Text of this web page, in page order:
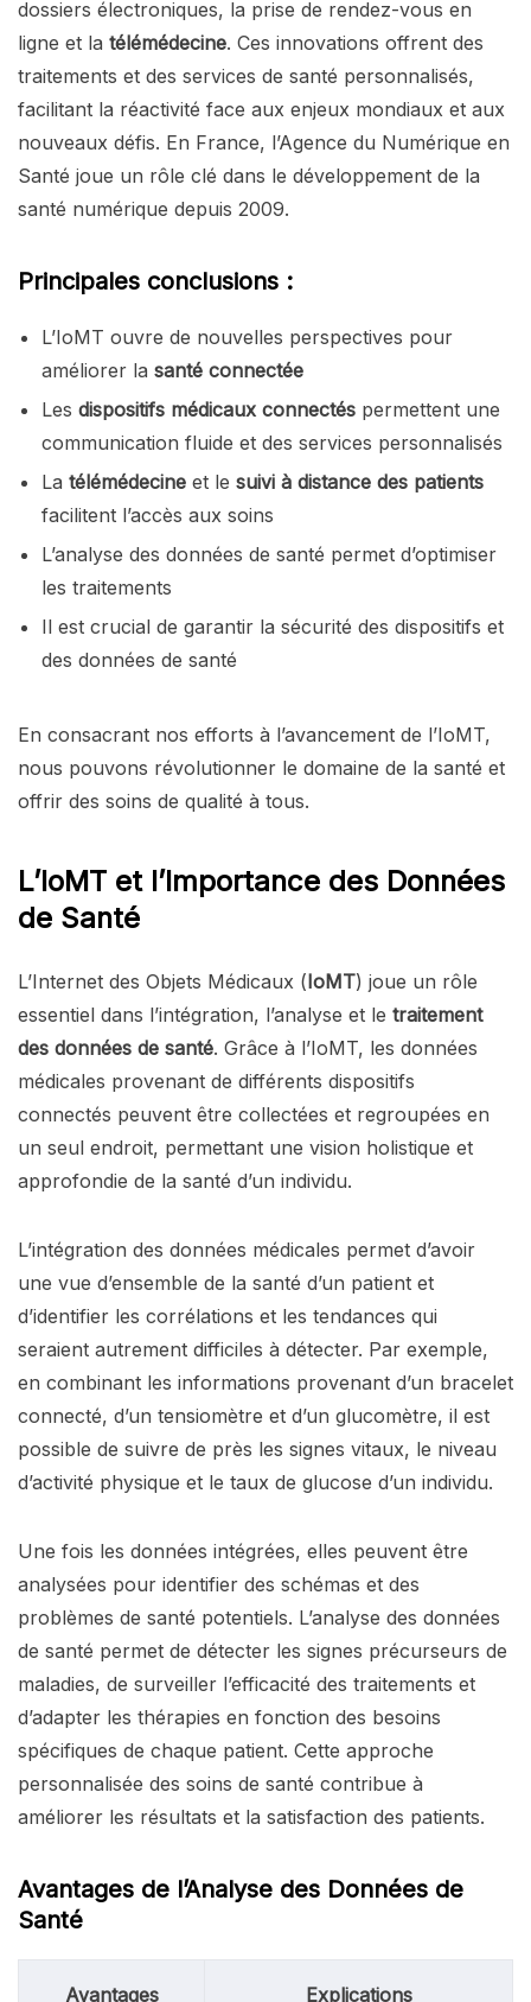
dossiers électroniques, la prise de rendez-vous en
ligne et la télémédecine. Ces innovations offrent des
traitements et des services de santé personnalisés,
facilitant la réactivité face aux enjeux mondiaux et aux
nouveaux défis. En France, l’Agence du Numérique en
Santé joue un rôle clé dans le développement de la
santé numérique depuis 2009.
Principales conclusions :
L’IoMT ouvre de nouvelles perspectives pour
améliorer la santé connectée
Les dispositifs médicaux connectés permettent une
communication fluide et des services personnalisés
La télémédecine et le suivi à distance des patients
facilitent l’accès aux soins
L’analyse des données de santé permet d’optimiser
les traitements
Il est crucial de garantir la sécurité des dispositifs et
des données de santé
En consacrant nos efforts à l’avancement de l’IoMT,
nous pouvons révolutionner le domaine de la santé et
offrir des soins de qualité à tous.
L’IoMT et l’Importance des Données
de Santé
L’Internet des Objets Médicaux (IoMT) joue un rôle
essentiel dans l’intégration, l’analyse et le traitement
des données de santé. Grâce à l’IoMT, les données
médicales provenant de différents dispositifs
connectés peuvent être collectées et regroupées en
un seul endroit, permettant une vision holistique et
approfondie de la santé d’un individu.
L’intégration des données médicales permet d’avoir
une vue d’ensemble de la santé d’un patient et
d’identifier les corrélations et les tendances qui
seraient autrement difficiles à détecter. Par exemple,
en combinant les informations provenant d’un bracelet
connecté, d’un tensiomètre et d’un glucomètre, il est
possible de suivre de près les signes vitaux, le niveau
d’activité physique et le taux de glucose d’un individu.
Une fois les données intégrées, elles peuvent être
analysées pour identifier des schémas et des
problèmes de santé potentiels. L’analyse des données
de santé permet de détecter les signes précurseurs de
maladies, de surveiller l’efficacité des traitements et
d’adapter les thérapies en fonction des besoins
spécifiques de chaque patient. Cette approche
personnalisée des soins de santé contribue à
améliorer les résultats et la satisfaction des patients.
Avantages de l’Analyse des Données de
Santé
Avantages Explications